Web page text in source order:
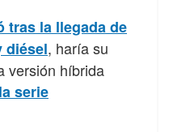
tras la llegada de
diésel, haría su
versión híbrida
la serie